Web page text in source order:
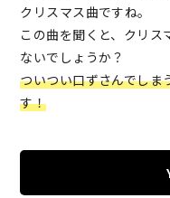
クリスマス曲ですね。
この曲を聞くと、クリ
ないでしょうか？
ついつい口ずさんでしま
す！